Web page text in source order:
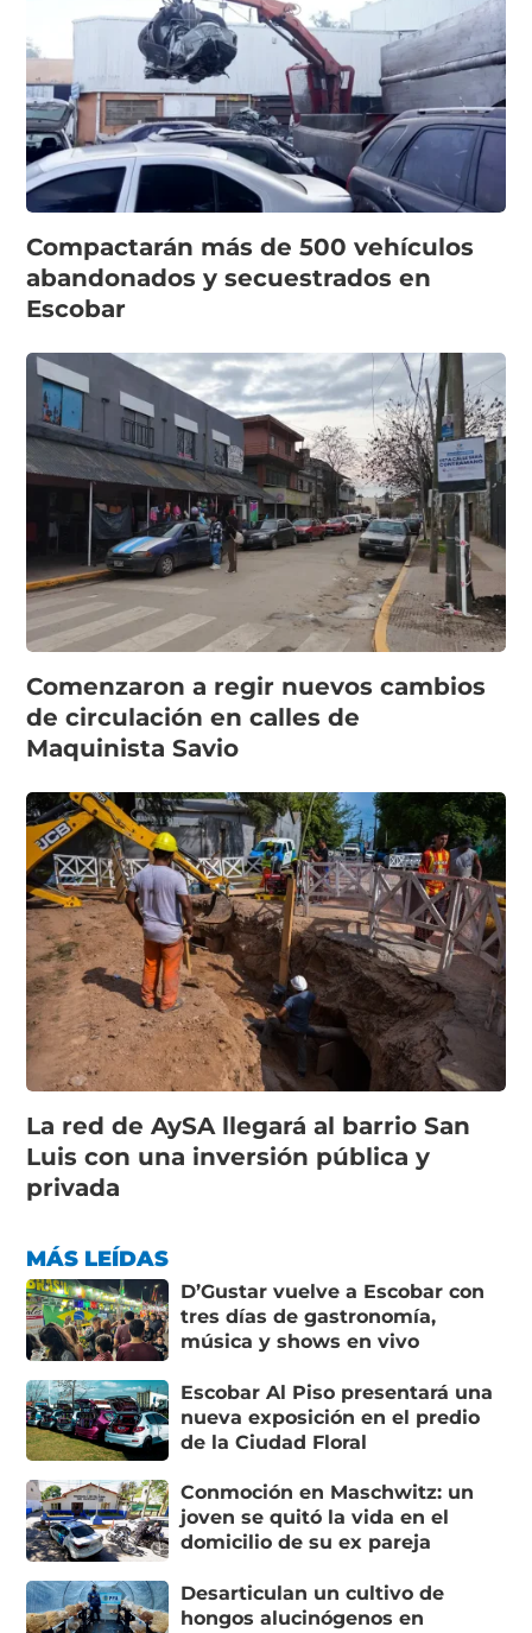
Compactarán más de 500 vehículos
abandonados y secuestrados en
Escobar
Comenzaron a regir nuevos cambios
de circulación en calles de
Maquinista Savio
La red de AySA llegará al barrio San
Luis con una inversión pública y
privada
MÁS LEÍDAS
D’Gustar vuelve a Escobar con
tres días de gastronomía,
música y shows en vivo
Escobar Al Piso presentará una
nueva exposición en el predio
de la Ciudad Floral
Conmoción en Maschwitz: un
joven se quitó la vida en el
domicilio de su ex pareja
Desarticulan un cultivo de
hongos alucinógenos en